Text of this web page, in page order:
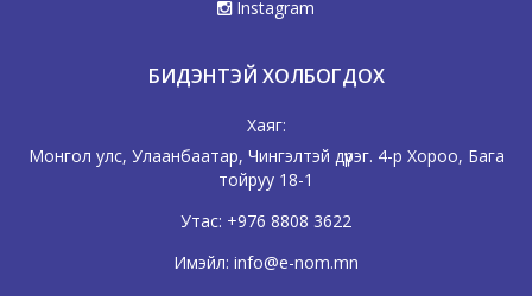
Instagram
БИДЭНТЭЙ ХОЛБОГДОХ
Хаяг:
Монгол улс, Улаанбаатар, Чингэлтэй дүүрэг. 4-р Хороо, Бага
тойруу 18-1
Утас: +976 8808 3622
Имэйл: info@e-nom.mn